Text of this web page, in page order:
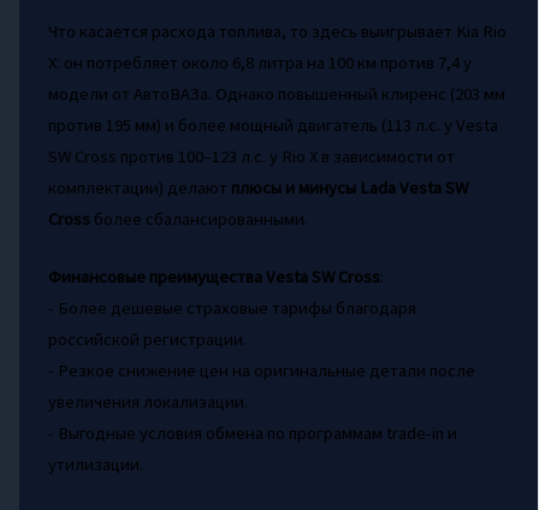
Что касается расхода топлива, то здесь выигрывает Kia Rio
X: он потребляет около 6,8 литра на 100 км против 7,4 у
модели от АвтоВАЗа. Однако повышенный клиренс (203 мм
против 195 мм) и более мощный двигатель (113 л.с. у Vesta
SW Cross против 100–123 л.с. у Rio X в зависимости от
комплектации) делают плюсы и минусы Lada Vesta SW
Crossболее сбалансированными.
Финансовые преимущества Vesta SW Cross:
- Более дешевые страховые тарифы благодаря
российской регистрации.
- Резкое снижение цен на оригинальные детали после
увеличения локализации.
- Выгодные условия обмена по программам trade-in и
утилизации.